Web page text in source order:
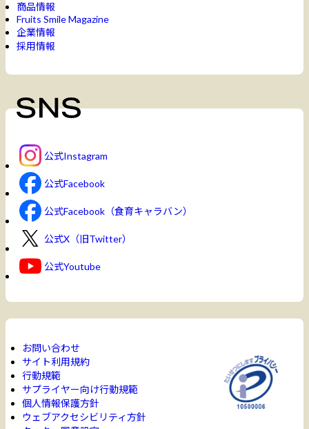
商品情報
Fruits Smile Magazine
企業情報
採用情報
公式Instagram
公式Facebook
公式Facebook（食育キャラバン）
公式X（旧Twitter）
公式Youtube
お問い合わせ
サイト利用規約
行動規範
サプライヤー向け行動規範
個人情報保護方針
ウェブアクセシビリティ方針